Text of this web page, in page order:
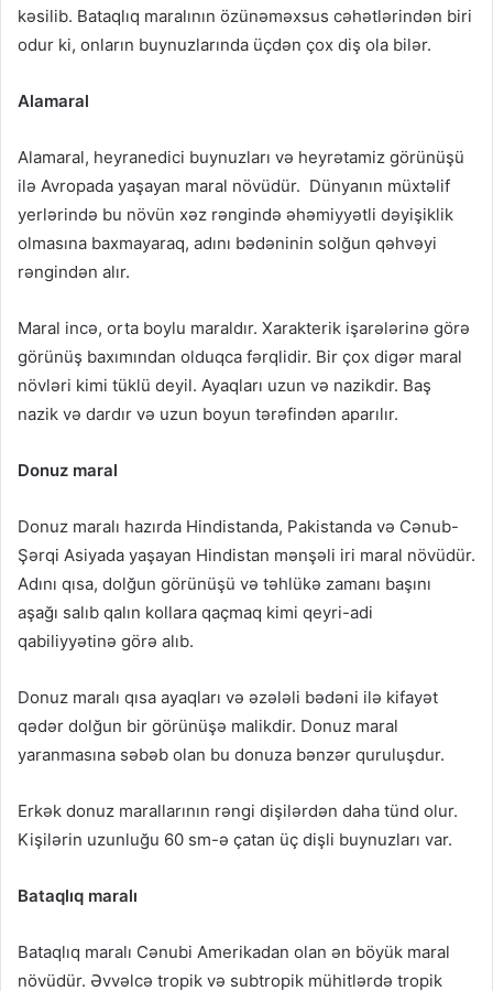
kəsilib. Bataqlıq maralının özünəməxsus cəhətlərindən biri
odur ki, onların buynuzlarında üçdən çox diş ola bilər.
Alamaral
Alamaral, heyranedici buynuzları və heyrətamiz görünüşü
ilə Avropada yaşayan maral növüdür. Dünyanın müxtəlif
yerlərində bu növün xəz rəngində əhəmiyyətli dəyişiklik
olmasına baxmayaraq, adını bədəninin solğun qəhvəyi
rəngindən alır.
Maral incə, orta boylu maraldır. Xarakterik işarələrinə görə
görünüş baxımından olduqca fərqlidir. Bir çox digər maral
növləri kimi tüklü deyil. Ayaqları uzun və nazikdir. Baş
nazik və dardır və uzun boyun tərəfindən aparılır.
Donuz maral
Donuz maralı hazırda Hindistanda, Pakistanda və Cənub-
Şərqi Asiyada yaşayan Hindistan mənşəli iri maral növüdür.
Adını qısa, dolğun görünüşü və təhlükə zamanı başını
aşağı salıb qalın kollara qaçmaq kimi qeyri-adi
qabiliyyətinə görə alıb.
Donuz maralı qısa ayaqları və əzələli bədəni ilə kifayət
qədər dolğun bir görünüşə malikdir. Donuz maral
yaranmasına səbəb olan bu donuza bənzər quruluşdur.
Erkək donuz marallarının rəngi dişilərdən daha tünd olur.
Kişilərin uzunluğu 60 sm-ə çatan üç dişli buynuzları var.
Bataqlıq maralı
Bataqlıq maralı Cənubi Amerikadan olan ən böyük maral
növüdür. Əvvəlcə tropik və subtropik mühitlərdə tropik